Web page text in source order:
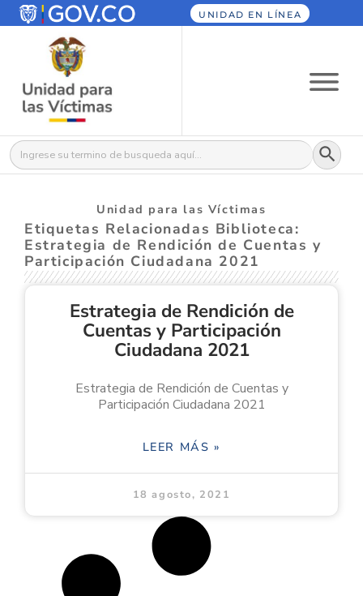
UNIDAD EN LÍNEA
Buscar: Botón
Unidad para las Víctimas
Etiquetas Relacionadas Biblioteca:
Estrategia de Rendición de Cuentas y
Participación Ciudadana 2021
Estrategia de Rendición de
Cuentas y Participación
Ciudadana 2021
Estrategia de Rendición de Cuentas y
Participación Ciudadana 2021
LEER MÁS »
18 agosto, 2021